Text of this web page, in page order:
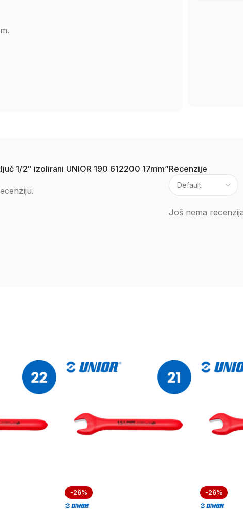
Recenzije
Još nema
1/2″ izolirani UNIOR 190 612200 17mm”
-26% -26%